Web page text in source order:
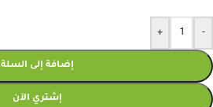
-
+
إضافة إلى السلة
إشتري الآن